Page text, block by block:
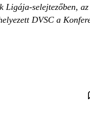
selejtezőben,
DVSC a